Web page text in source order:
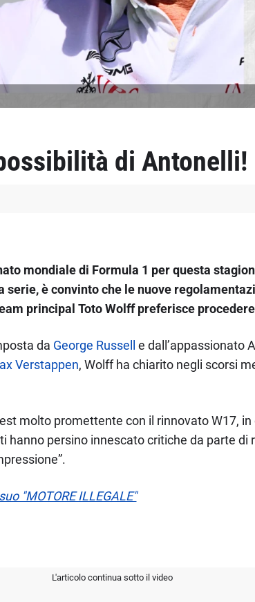
di Antonelli!
mondiale di Formula 1 per questa
è convinto che le nuove
principal Toto Wolff preferisce
da George Russell
e dall’appassionato
Verstappen, Wolff ha chiarito negli scorsi
molto promettente con il rinnovato W17,
persino innescato critiche da parte di
"MOTORE ILLEGALE"
L'articolo continua sotto il video